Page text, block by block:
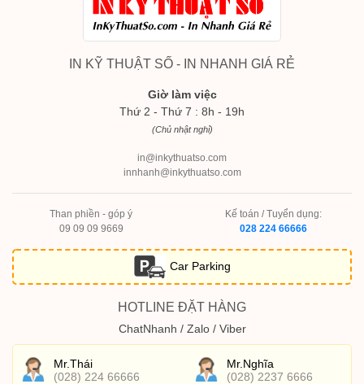
IN KỸ THUẬT SỐ - IN NHANH GIÁ RẺ
Giờ làm việc
Thứ 2 - Thứ 7 : 8h - 19h
(Chủ nhật nghỉ)
in@inkythuatso.com
innhanh@inkythuatso.com
Than phiền - góp ý
09 09 09 9669
Kế toán / Tuyển dụng:
028 224 66666
Car Parking
HOTLINE ĐẶT HÀNG
ChatNhanh / Zalo / Viber
Mr.Thái
(028) 224 66666
Mr.Nghĩa
(028) 2237 6666